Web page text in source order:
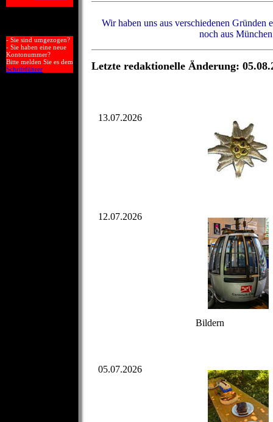
- Sie sind umgezogen?
- Sie haben eine neue
Kontonummer?
Bitte melden Sie es dem
Schriftführer
Wir haben uns aus verschiedenen Gründen
noch aus
Letzte redaktionelle Änderung:
13.07.2026
12.07.2026
Bildern
05.07.2026